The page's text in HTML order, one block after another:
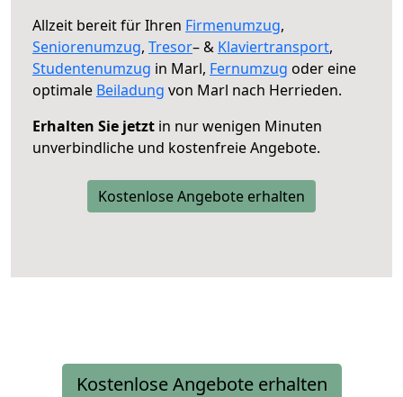
Allzeit bereit für Ihren Firmenumzug,
Seniorenumzug, Tresor– & Klaviertransport,
Studentenumzug in Marl, Fernumzug oder eine
optimale Beiladung von Marl nach Herrieden.
Erhalten Sie jetzt in nur wenigen Minuten
unverbindliche und kostenfreie Angebote.
Kostenlose Angebote erhalten
Kostenlose Angebote erhalten